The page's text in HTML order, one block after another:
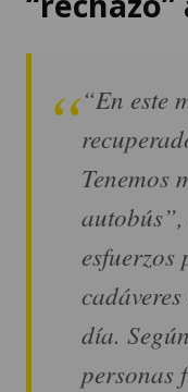
“En este
Tenemos
día.
personas